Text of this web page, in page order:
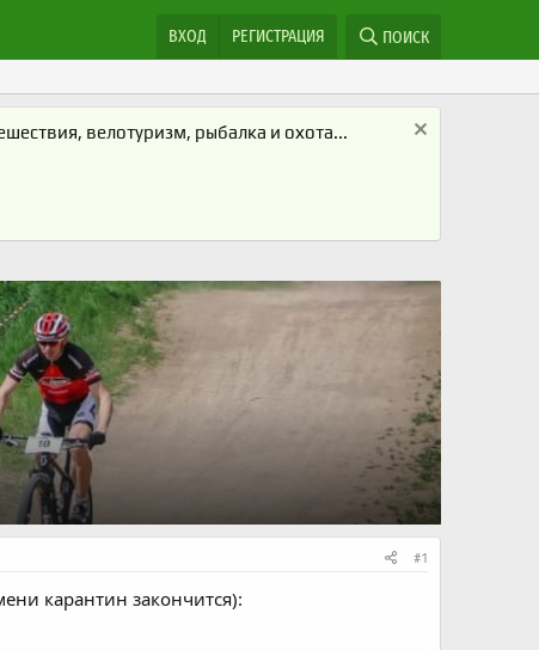
ВХОД РЕГИСТРАЦИЯ ПОИСК
велотуризм, рыбалка и охота...
#1
карантин закончится):